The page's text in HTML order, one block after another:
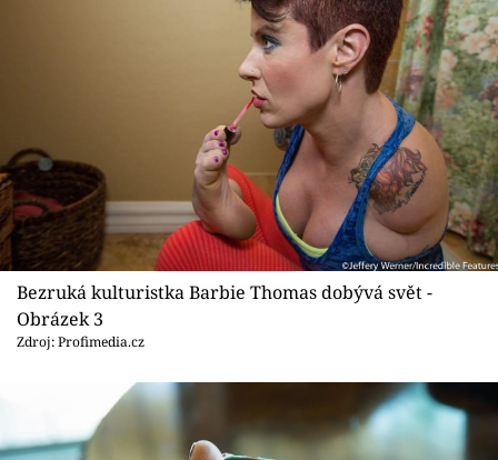
Bezruká kulturistka Barbie Thomas dobývá svět -
Obrázek 3
Zdroj: Profimedia.cz